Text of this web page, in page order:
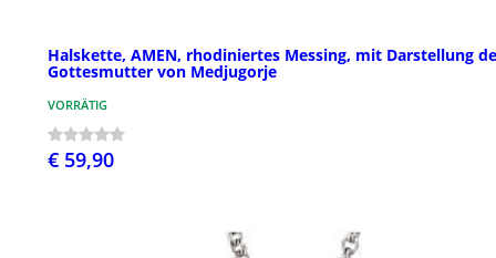
Halskette, AMEN, rhodiniertes Messing, mit Darstellung
Gottesmutter von Medjugorje
VORRÄTIG
€ 59,90